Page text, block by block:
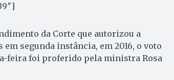
da Corte que autorizou a
segunda instância, em 2016, o voto
feira foi proferido pela ministra Rosa